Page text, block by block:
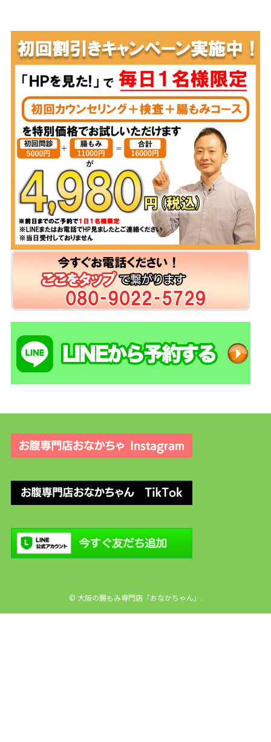
© 大阪の腸もみ専門店「おなかちゃん」.